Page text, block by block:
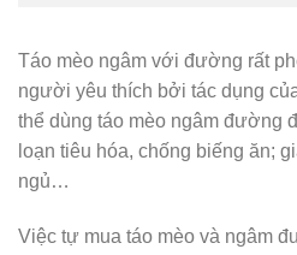
Táo mèo ngâm với đường rất
người yêu thích bởi tác dụng
thể dùng táo mèo ngâm đường
loạn tiêu hóa, chống biếng ăn;
ngủ…
Việc tự mua táo mèo và ngâm